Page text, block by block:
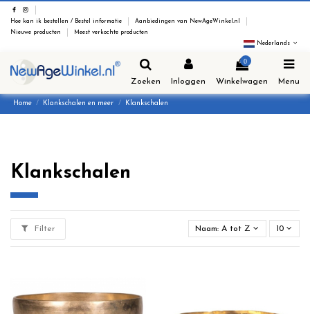
Hoe kan ik bestellen / Bestel informatie
Aanbiedingen van NewAgeWinkel.nl
Nieuwe producten
Meest verkochte producten
Nederlands
Zoeken Inloggen
0
Winkelwagen Menu
Home Klankschalen en meer Klankschalen
Klankschalen
Filter Naam: A tot Z 10